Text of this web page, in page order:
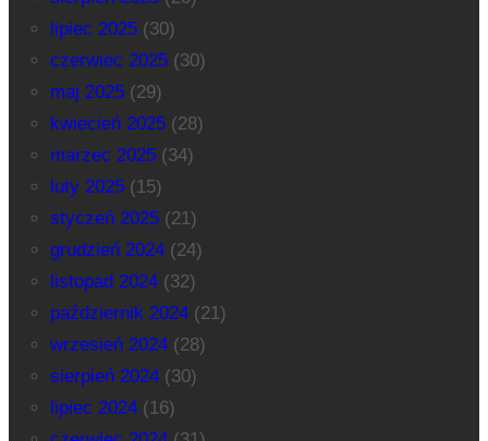
lipiec 2025(30)
czerwiec 2025(30)
maj 2025(29)
kwiecień 2025(28)
marzec 2025(34)
luty 2025(15)
styczeń 2025(21)
grudzień 2024(24)
listopad 2024(32)
październik 2024(21)
wrzesień 2024(28)
sierpień 2024(30)
lipiec 2024(16)